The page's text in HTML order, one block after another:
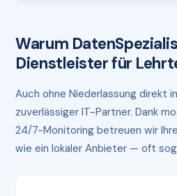
Warum
Dienstleister für
Auch ohne Niederlassung direkt
zuverlässiger IT-Partner. Dank
24/7-Monitoring betreuen wir
wie ein lokaler Anbieter — oft